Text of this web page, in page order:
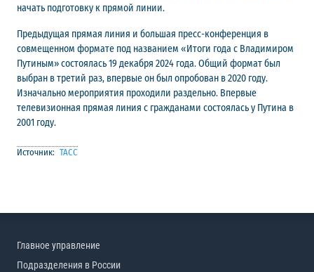
начать подготовку к прямой линии.
Предыдущая прямая линия и большая пресс-конференция в
совмещенном формате под названием «Итоги года с Владимиром
Путиным» состоялась 19 декабря 2024 года. Общий формат был
выбран в третий раз, впервые он был опробован в 2020 году.
Изначально мероприятия проходили раздельно. Впервые
телевизионная прямая линия с гражданами состоялась у Путина в
2001 году.
Источник: ТАСС
Главное управление
Подразделения в России